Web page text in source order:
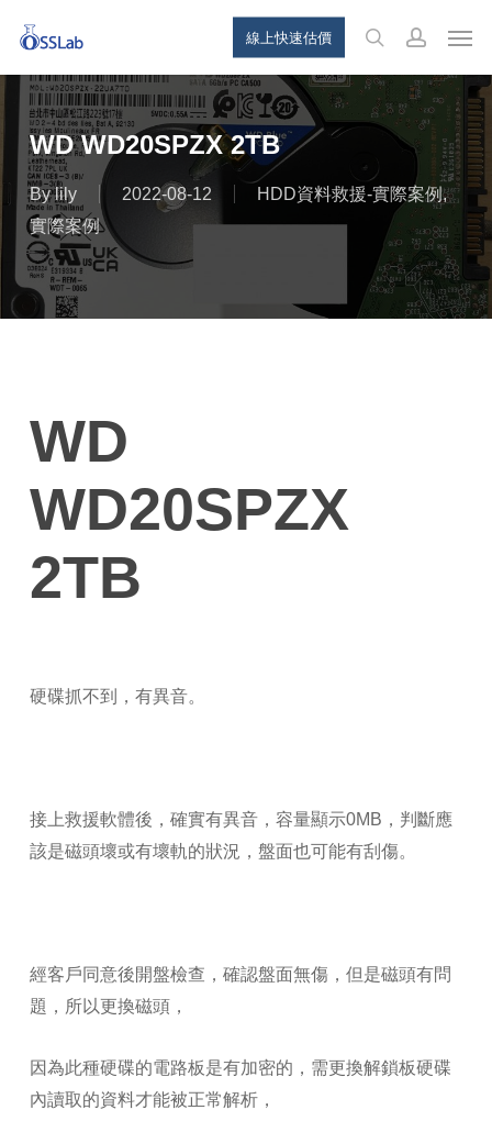
main
content
線上快速估價
searchaccount
WD WD20SPZX 2TB
By lily 2022-08-12 HDD資料救援-實際案例,
實際案例
WD
WD20SPZX
2TB
硬碟抓不到，有異音。
接上救援軟體後，確實有異音，容量顯示0MB，判斷應
該是磁頭壞或有壞軌的狀況，盤面也可能有刮傷。
經客戶同意後開盤檢查，確認盤面無傷，但是磁頭有問
題，所以更換磁頭，
因為此種硬碟的電路板是有加密的，需更換解鎖板硬碟
內讀取的資料才能被正常解析，